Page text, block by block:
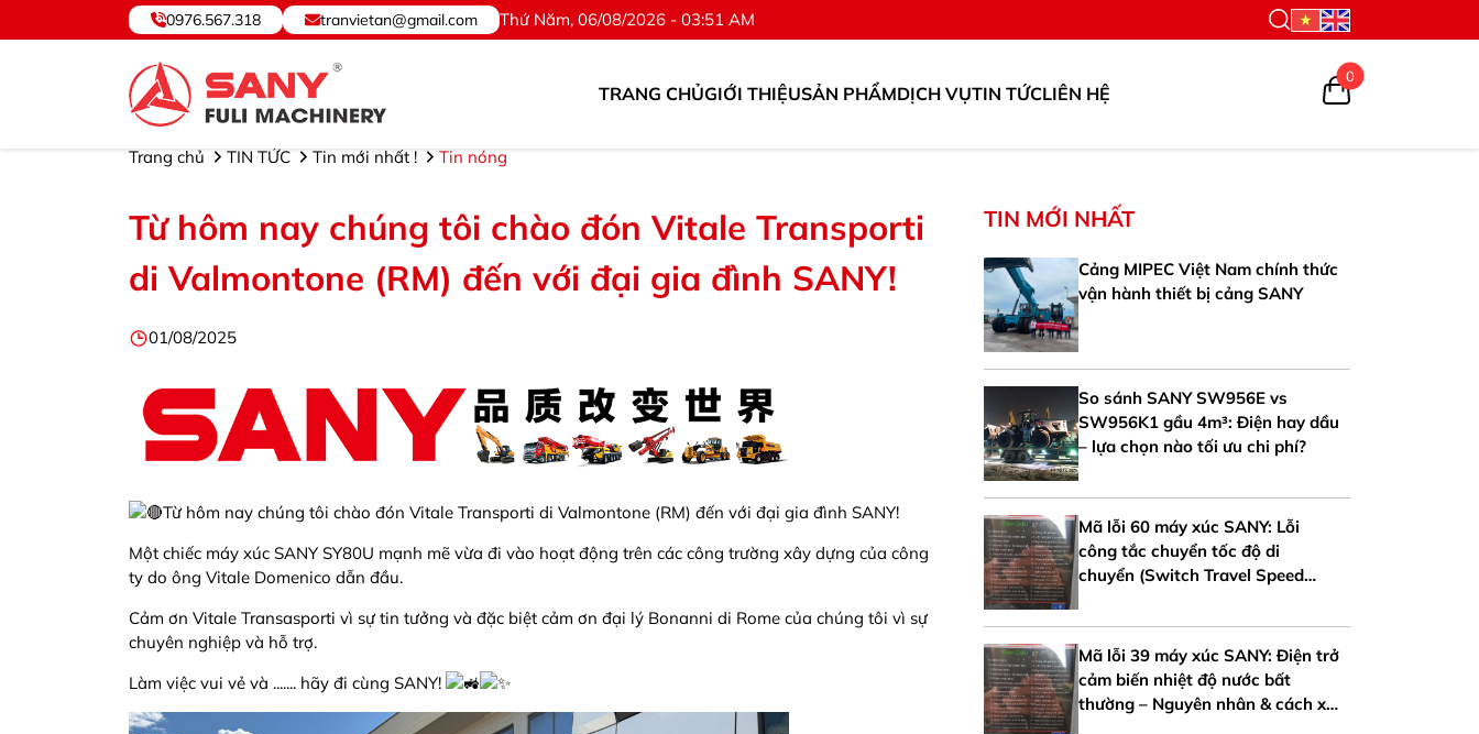
SANY VIỆT NAM ® - Cung cấp, Bảo hành Thiết bị và Phụ tùng. ©Hotline: 0976.567.318
0976.567.318 tranvietan@gmail.com Thứ Năm, 06/08/2026 - 03:51 AM
TRANG CHỦGIỚI THIỆUSẢN PHẨMDỊCH VỤTIN TỨCLIÊN HỆ
0
Trang chủ TIN TỨC Tin mới nhất ! Tin nóng
Từ hôm nay chúng tôi chào đón Vitale Transporti
di Valmontone (RM) đến với đại gia đình SANY! ​
01/08/2025
Từ hôm nay chúng tôi chào đón Vitale Transporti di Valmontone (RM) đến với đại gia đình SANY!
Một chiếc máy xúc SANY SY80U mạnh mẽ vừa đi vào hoạt động trên các công trường xây dựng của công
ty do ông Vitale Domenico dẫn đầu.
Cảm ơn Vitale Transasporti vì sự tin tưởng và đặc biệt cảm ơn đại lý Bonanni di Rome của chúng tôi vì sự
chuyên nghiệp và hỗ trợ.
Làm việc vui vẻ và ....... hãy đi cùng SANY!
TIN MỚI NHẤT
Cảng MIPEC Việt Nam chính thức
vận hành thiết bị cảng SANY
So sánh SANY SW956E vs
SW956K1 gầu 4m³: Điện hay dầu
– lựa chọn nào tối ưu chi phí?
Mã lỗi 60 máy xúc SANY: Lỗi
công tắc chuyển tốc độ di
chuyển (Switch Travel Speed
Mã lỗi 39 máy xúc SANY: Điện trở
cảm biến nhiệt độ nước bất
thường – Nguyên nhân & cách xử